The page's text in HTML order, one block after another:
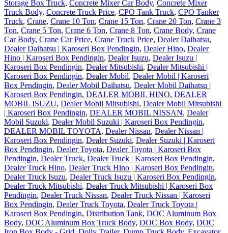
Storage Box Truck, Concrete Mixer Car Body, Concrete Mixer
Truck Body, Concrete Truck Price, CPO Tank Truck, CPO Tanker
Truck, Crane, Crane 10 Ton, Crane 15 Ton, Crane 20 Ton, Crane 3
Ton, Crane 5 Ton, Crane 6 Ton, Crane 8 Ton, Crane Body, Crane
Car Body, Crane Car Price, Crane Truck Price, Dealer Daihatsu,
Dealer Daihatsu | Karoseri Box Pendingin, Dealer Hino, Dealer
Hino | Karoseri Box Pendingin, Dealer Isuzu, Dealer Isuzu |
Karoseri Box Pendingin, Dealer Mitsubishi, Dealer Mitsubishi |
Karoseri Box Pendingin, Dealer Mobil, Dealer Mobil | Karoseri
Box Pendingin, Dealer Mobil Daihatsu, Dealer Mobil Daihatsu |
Karoseri Box Pendingin, DEALER MOBIL HINO, DEALER
MOBIL ISUZU, Dealer Mobil Mitsubishi, Dealer Mobil Mitsubishi
| Karoseri Box Pendingin, DEALER MOBIL NISSAN, Dealer
Mobil Suzuki, Dealer Mobil Suzuki | Karoseri Box Pendingin,
DEALER MOBIL TOYOTA, Dealer Nissan, Dealer Nissan |
Karoseri Box Pendingin, Dealer Suzuki, Dealer Suzuki | Karoseri
Box Pendingin, Dealer Toyota, Dealer Toyota | Karoseri Box
Pendingin, Dealer Truck, Dealer Truck | Karoseri Box Pendingin,
Dealer Truck Hino, Dealer Truck Hino | Karoseri Box Pendingin,
Dealer Truck Isuzu, Dealer Truck Isuzu | Karoseri Box Pendingin,
Dealer Truck Mitsubishi, Dealer Truck Mitsubishi | Karoseri Box
Pendingin, Dealer Truck Nissan, Dealer Truck Nissan | Karoseri
Box Pendingin, Dealer Truck Toyota, Dealer Truck Toyota |
Karoseri Box Pendingin, Distribution Tank, DOC Aluminum Box
Body, DOC Aluminum Box Truck Body, DOC Box Body, DOC